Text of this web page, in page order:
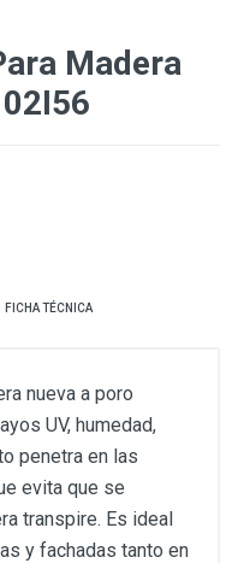
Madera
FICHA TÉCNICA
nueva a poro
UV, humedad,
penetra en las
evita que se
transpire. Es ideal
y fachadas tanto en